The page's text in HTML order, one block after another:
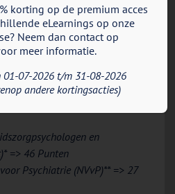
of adolescenten en wil jij je
Kijk dan op
voor meer informatie.
onderstaand het overzicht van
en
=> 46 Punten
Psychiatrie (NVvP)** => 27
korting op de premium acces
eLearnings op onze
Neem dan contact op
meer informatie.
01-07-2026 t/m 31-08-2026
andere kortingsacties)